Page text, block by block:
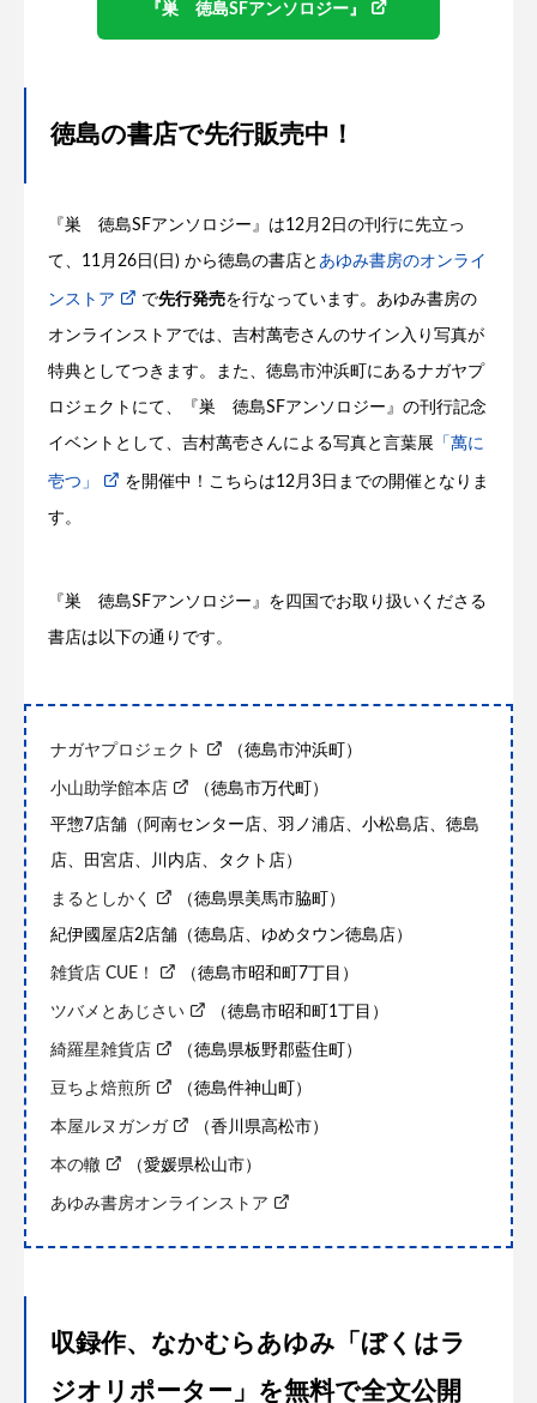
『巣 徳島SFアンソロジー』
徳島の書店で先行販売中！
『巣 徳島SFアンソロジー』は12月2日の刊行に先立っ
て、11月26日(日) から徳島の書店と あゆみ書房のオンライ
ンストア で先行発売を行なっています。あゆみ書房の
オンラインストアでは、吉村萬壱さんのサイン入り写真が
特典としてつきます。また、徳島市沖浜町にあるナガヤプ
ロジェクトにて、『巣 徳島SFアンソロジー』の刊行記念
イベントとして、吉村萬壱さんによる写真と言葉展 「萬に
壱つ」 を開催中！こちらは12月3日までの開催となりま
す。
『巣 徳島SFアンソロジー』を四国でお取り扱いくださる
書店は以下の通りです。
ナガヤプロジェクト （徳島市沖浜町）
小山助学館本店 （徳島市万代町）
平惣7店舗（阿南センター店、羽ノ浦店、小松島店、徳島
店、田宮店、川内店、タクト店）
まるとしかく （徳島県美馬市脇町）
紀伊國屋店2店舗（徳島店、ゆめタウン徳島店）
雑貨店 CUE！ （徳島市昭和町7丁目）
ツバメとあじさい （徳島市昭和町1丁目）
綺羅星雑貨店 （徳島県板野郡藍住町）
豆ちよ焙煎所 （徳島件神山町）
本屋ルヌガンガ （香川県高松市）
本の轍 （愛媛県松山市）
あゆみ書房オンラインストア
収録作、なかむらあゆみ「ぼくはラ
ジオリポーター」を無料で全文公開